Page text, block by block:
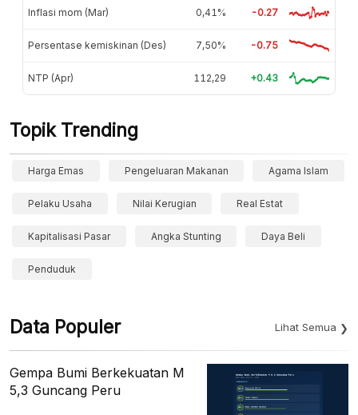
Inflasi mom (Mar) 0,41% -0.27
Persentase kemiskinan (Des) 7,50% -0.75
NTP (Apr) 112,29 +0.43
Topik Trending
Harga Emas Pengeluaran Makanan Agama Islam
Pelaku Usaha Nilai Kerugian Real Estat
Kapitalisasi Pasar Angka Stunting Daya Beli
Penduduk
Data Populer Lihat Semua
Gempa Bumi Berkekuatan M
5,3 Guncang Peru